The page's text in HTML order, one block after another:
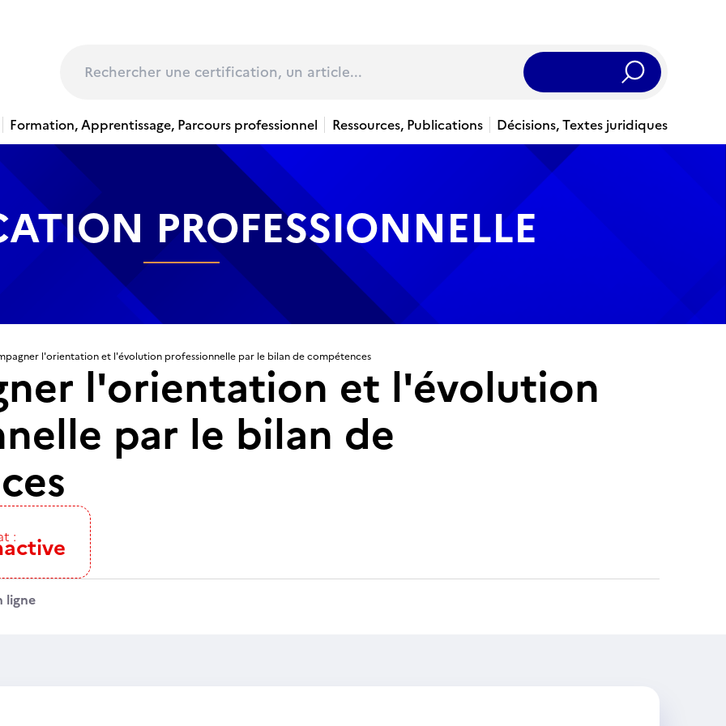
Rechercher
Formation, Apprentissage, Parcours professionnel Ressources, Publications Décisions, Textes juridiques
PROFESSIONNELLE
l'orientation et l'évolution professionnelle par le bilan de compétences
l'orientation et l'évolution
par le bilan de
:
ligne